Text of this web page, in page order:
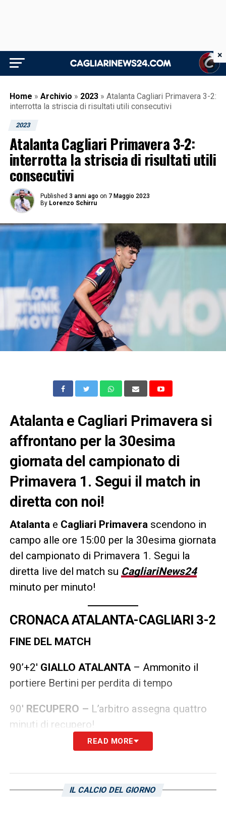
Home » Archivio » 2023 » Atalanta Cagliari Primavera 3-2:
interrotta la striscia di risultati utili consecutivi
2023
Atalanta Cagliari Primavera 3-2:
interrotta la striscia di risultati utili
consecutivi
Published 3 anni ago on 7 Maggio 2023
By Lorenzo Schirru
Atalanta e Cagliari Primavera si
affrontano per la 30esima
giornata del campionato di
Primavera 1. Segui il match in
diretta con noi!
Atalanta e Cagliari Primavera scendono in
campo alle ore 15:00 per la 30esima giornata
del campionato di Primavera 1. Segui la
diretta live del match su CagliariNews24
minuto per minuto!
CRONACA ATALANTA-CAGLIARI 3-2
FINE DEL MATCH
90’+2′ GIALLO ATALANTA – Ammonito il
portiere Bertini per perdita di tempo
90′ RECUPERO – L’arbitro assegna quattro
minuti di recupero!
90′ Cambio per il Cagliari: dentro Deriu per
90′GOL ATALANTA!Palla gol sfruttata
READ MORE
IL CALCIO DEL GIORNO
×